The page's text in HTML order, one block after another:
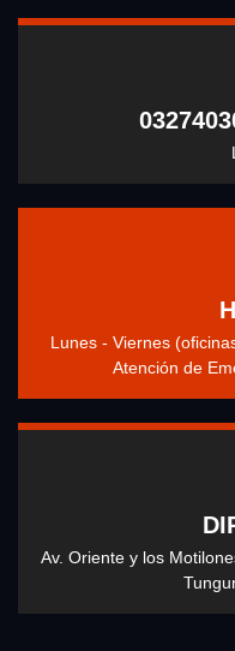
Lunes - Viernes
Atención de
Av. Oriente y los